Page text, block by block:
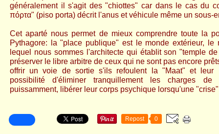
généralement il s'agit des"chiottes" car dans le cas du
πόρτα" (piso porta) décrit l'anus et véhicule même un sous-
Cet aparté nous permet de mieux comprendre toute la
Pythagore: la "place publique" est le monde extérieur, le
lequel nous sommes l'architecte qui établit son "temple
préserver le libre arbitre de ceux qui ne sont pas encore
offrir un voie de sortie s'ils refoulent la "Maat" et leur
possibilité d'éliminer tranquillement les charges
puissamment, libérer leur corps psychique lorsqu'une
Repost 0